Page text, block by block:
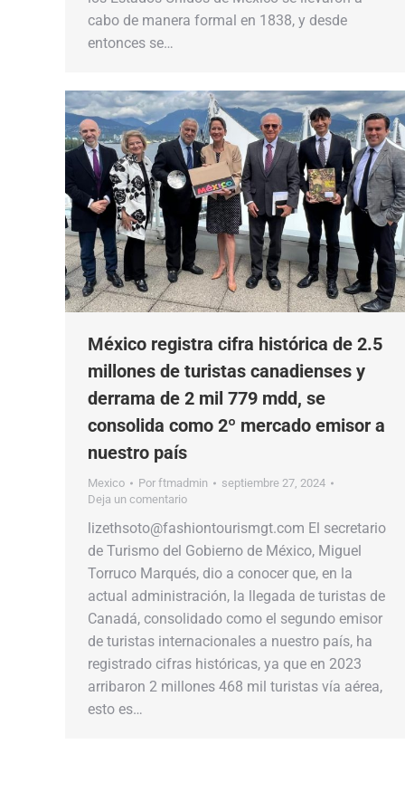
cabo de manera formal en 1838, y desde
entonces se…
México registra cifra histórica de 2.5
millones de turistas canadienses y
derrama de 2 mil 779 mdd, se
consolida como 2º mercado emisor a
nuestro país
Mexico Por ftmadmin
septiembre 27, 2024
Deja un comentario
lizethsoto@fashiontourismgt.com El secretario
de Turismo del Gobierno de México, Miguel
Torruco Marqués, dio a conocer que, en la
actual administración, la llegada de turistas de
Canadá, consolidado como el segundo emisor
de turistas internacionales a nuestro país, ha
registrado cifras históricas, ya que en 2023
arribaron 2 millones 468 mil turistas vía aérea,
esto es…